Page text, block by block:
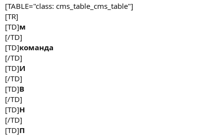
[TABLE="class: cms_table_cms_table"]
[TR]
[TD]м
[/TD]
[TD]команда
[/TD]
[TD]И
[/TD]
[TD]В
[/TD]
[TD]Н
[/TD]
[TD]П